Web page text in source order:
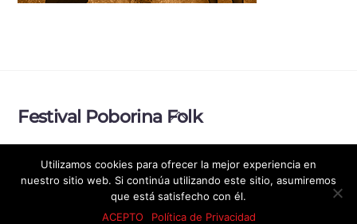
Back
Festival Poborina Folk
© Festival Poborina Folk 2026
Utilizamos cookies para ofrecer la mejor experiencia en
nuestro sitio web. Si continúa utilizando este sitio, asumiremos
que está satisfecho con él.
ACEPTO
Política de Privacidad